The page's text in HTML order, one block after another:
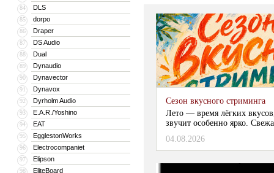
84 DLS
85 dorpo
86 Draper
87 DS Audio
88 Dual
89 Dynaudio
90 Dynavector
91 Dynavox
92 Dyrholm Audio
93 E.A.R./Yoshino
94 EAT
95 EgglestonWorks
96 Electrocompaniet
97 Elipson
98 EliteBoard
Сезон вкусного стриминга
Лето — время лёгких
звучит особенно ярко.
04.08.2026